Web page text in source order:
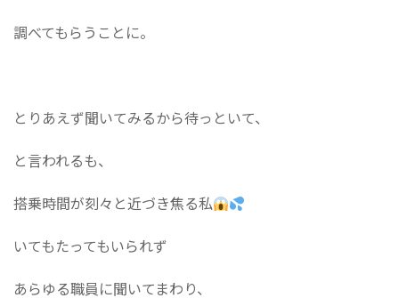
調べてもらうことに。
とりあえず聞いてみるから待っといて、
と言われるも、
搭乗時間が刻々と近づき焦る私
いてもたってもいられず
あらゆる職員に聞いてまわり、